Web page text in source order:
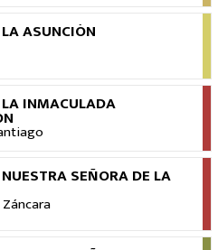
ASUNCIÓN
VER
INMACULADA
VER
SEÑORA DE LA
VER